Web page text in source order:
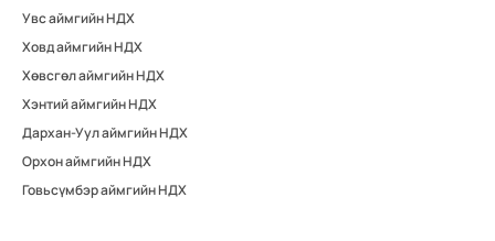
Увс аймгийн НДХ
Ховд аймгийн НДХ
Хөвсгөл аймгийн НДХ
Хэнтий аймгийн НДХ
Дархан-Уул аймгийн НДХ
Орхон аймгийн НДХ
Говьсүмбэр аймгийн НДХ